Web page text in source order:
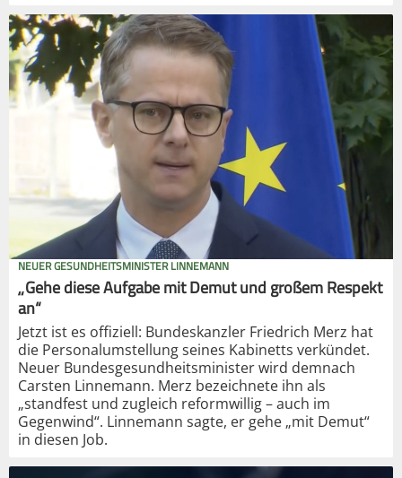
NEUER GESUNDHEITSMINISTER LINNEMANN
„Gehe diese Aufgabe mit Demut und großem Respekt
an“
Jetzt ist es offiziell: Bundeskanzler Friedrich Merz hat
die Personalumstellung seines Kabinetts verkündet.
Neuer Bundesgesundheitsminister wird demnach
Carsten Linnemann. Merz bezeichnete ihn als
„standfest und zugleich reformwillig – auch im
Gegenwind“. Linnemann sagte, er gehe „mit Demut“
in diesen Job.